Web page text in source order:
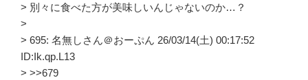
> 別々に食べた方が美味しいんじゃないのか…？
>
> 695: 名無しさん＠おーぷん 26/03/14(土) 00:17:52
ID:Ik.qp.L13
> >>679